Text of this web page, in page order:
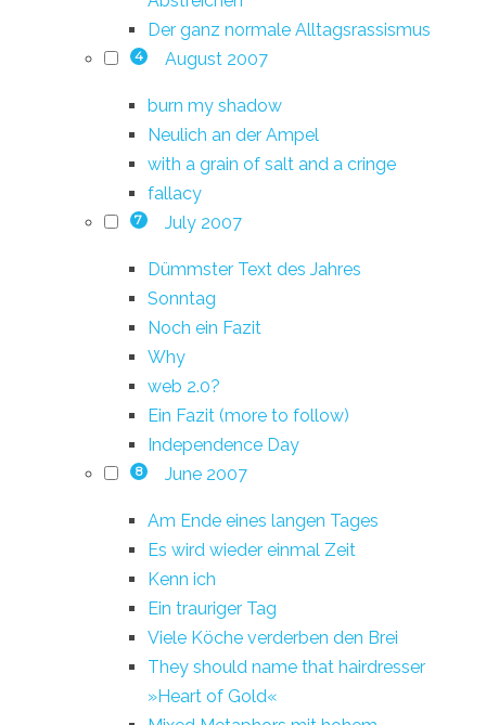
Der ganz normale Alltagsrassismus
4 August 2007
burn my shadow
Neulich an der Ampel
with a grain of salt and a cringe
fallacy
7 July 2007
Dümmster Text des Jahres
Sonntag
Noch ein Fazit
Why
web 2.0?
Ein Fazit (more to follow)
Independence Day
8 June 2007
Am Ende eines langen Tages
Es wird wieder einmal Zeit
Kenn ich
Ein trauriger Tag
Viele Köche verderben den Brei
They should name that hairdresser
»Heart of Gold«